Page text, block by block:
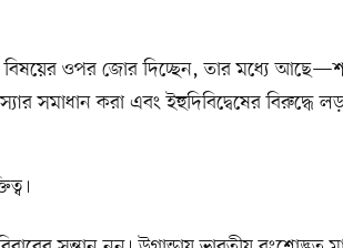
বিষয়ের ওপর জোর দিচ্ছেন, তার মধ্যে
সমাধান করা এবং ইহুদিবিদ্বেষের বিরুদ্ধে